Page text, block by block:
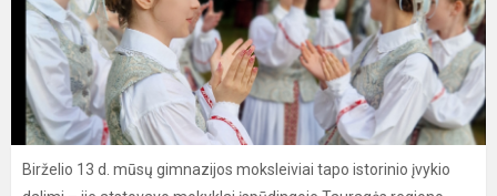
Birželio 13 d. mūsų gimnazijos moksleiviai tapo istorinio įvykio